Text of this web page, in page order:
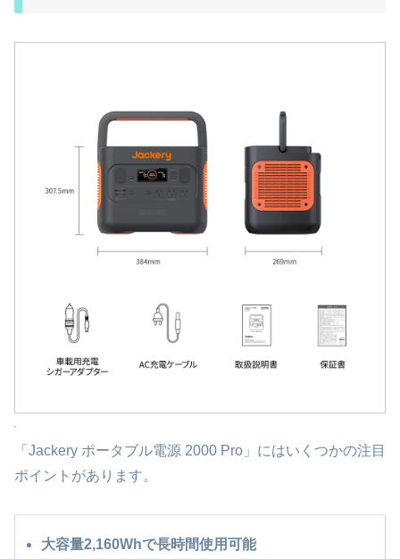
「Jackery ポータブル電源 2000 Pro」にはいくつかの注目
ポイントがあります。
大容量2,160Whで長時間使用可能